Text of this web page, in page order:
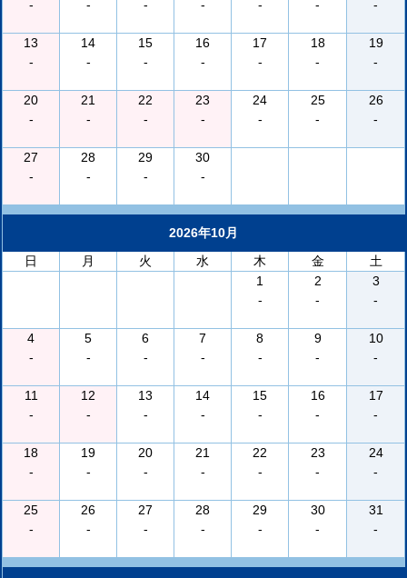
- - - - - - -
13
-
14
-
15
-
16
-
17
-
18
-
19
-
20
-
21
-
22
-
23
-
24
-
25
-
26
-
27
-
28
-
29
-
30
-
2026年10月
日
月 火 水 木 金
土
1
-
2
-
3
-
4
-
5
-
6
-
7
-
8
-
9
-
10
-
11
-
12
-
13
-
14
-
15
-
16
-
17
-
18
-
19
-
20
-
21
-
22
-
23
-
24
-
25
-
26
-
27
-
28
-
29
-
30
-
31
-